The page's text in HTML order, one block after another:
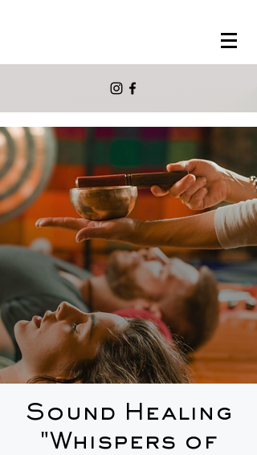
Sound Healing
"Whispers of